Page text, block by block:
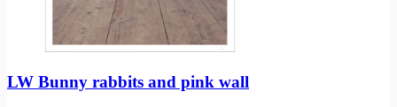
LW Bunny rabbits and pink wall